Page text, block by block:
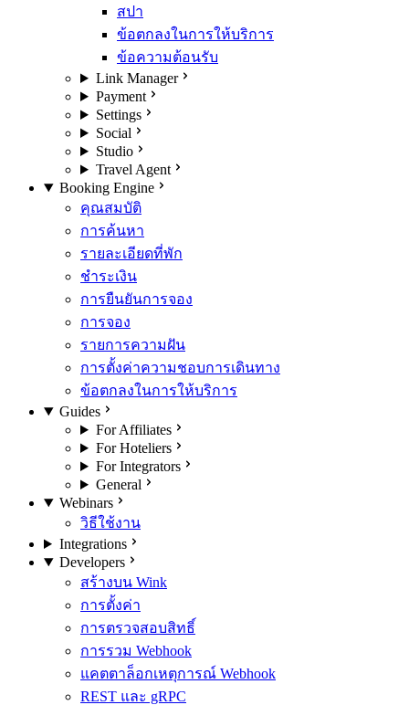
สปา
ข้อตกลงในการให้บริการ
ข้อความต้อนรับ
Link Manager
Payment
Settings
Social
Studio
Travel Agent
Booking Engine
คุณสมบัติ
การค้นหา
รายละเอียดที่พัก
ชำระเงิน
การยืนยันการจอง
การจอง
รายการความฝัน
การตั้งค่าความชอบการเดินทาง
ข้อตกลงในการให้บริการ
Guides
For Affiliates
For Hoteliers
For Integrators
General
Webinars
วิธีใช้งาน
Integrations
Developers
สร้างบน Wink
การตั้งค่า
การตรวจสอบสิทธิ์
การรวม Webhook
แคตตาล็อกเหตุการณ์ Webhook
REST และ gRPC